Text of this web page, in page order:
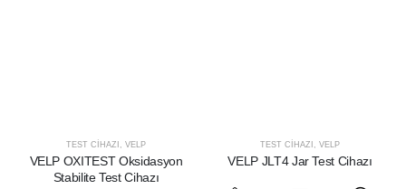
TEST CIHAZI , VELP
VELP OXITEST Oksidasyon
Stabilite Test Cihazı
TEST CIHAZI , VELP
VELP JLT4 Jar Test Cihazı